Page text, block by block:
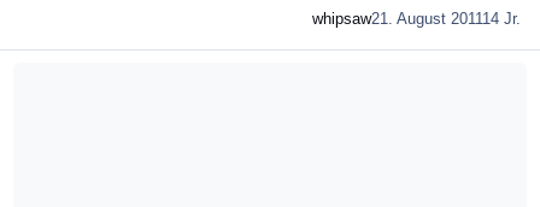
whipsaw21. August 2011 14 Jr.